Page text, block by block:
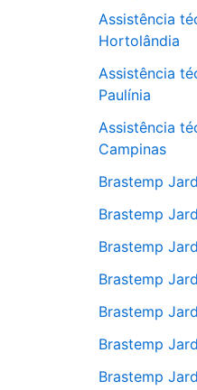
Assistência
Hortolândia
Assistência
Paulínia
Assistência
Campinas
Brastemp
Brastemp
Brastemp
Brastemp
Brastemp
Brastemp
Brastemp